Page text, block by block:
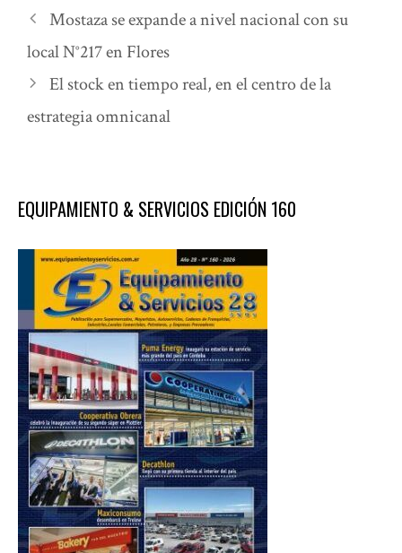
Mostaza se expande a nivel nacional con su
local N°217 en Flores
El stock en tiempo real, en el centro de la
estrategia omnicanal
EQUIPAMIENTO & SERVICIOS EDICIÓN 160